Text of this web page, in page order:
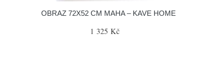
OBRAZ 72X52 CM MAHA – KAVE HOME
1 325 Kč